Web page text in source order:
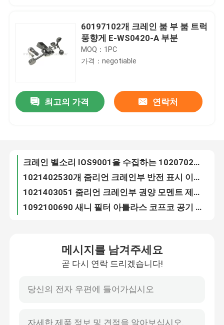
제품 소개
회사 소개
품질 관리
연락처
크레인 예비품
크레인 전기 부품
60197102개 크레인 붐 부 붐 트럭
풍향게 E-WS0420-A 부분
MOQ：1PC
가격：negotiable
최고의 가격 연락처
1139800621 줌리언 크레인부 원형 크레인붐 리밋스위치
6009274070 크레인 엔진 파트 새니 트타 송신 제어부
140529000009A 원래 새니 크레인 센서 길이 HG-WY-3000-V
원형 142599000048A 크레인 원격 제어 스위치 장치 B-S-5025-TN
메시지를 남겨주세요
곧 다시 연락 드리겠습니다!